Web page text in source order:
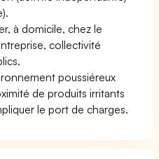
à domicile, chez le
collectivité
poussiéreux
de produits irritants
le port de charges.